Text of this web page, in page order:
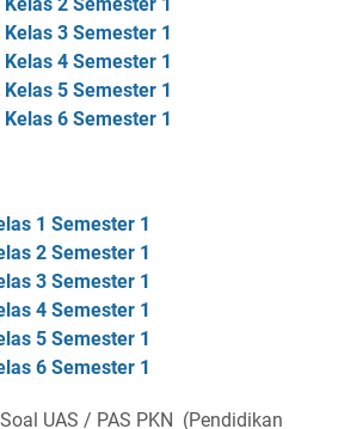
3 Semester 1
4 Semester 1
5 Semester 1
6 Semester 1
1 Semester 1
2 Semester 1
3 Semester 1
4 Semester 1
5 Semester 1
6 Semester 1
UAS / PAS PKN (Pendidikan